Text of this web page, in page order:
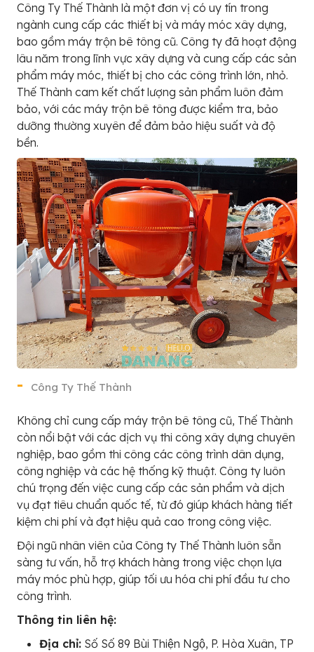
Công Ty Thế Thành là một đơn vị có uy tín trong
ngành cung cấp các thiết bị và máy móc xây dựng,
bao gồm máy trộn bê tông cũ. Công ty đã hoạt động
lâu năm trong lĩnh vực xây dựng và cung cấp các sản
phẩm máy móc, thiết bị cho các công trình lớn, nhỏ.
Thế Thành cam kết chất lượng sản phẩm luôn đảm
bảo, với các máy trộn bê tông được kiểm tra, bảo
dưỡng thường xuyên để đảm bảo hiệu suất và độ
bền.
Công Ty Thế Thành
Không chỉ cung cấp máy trộn bê tông cũ, Thế Thành
còn nổi bật với các dịch vụ thi công xây dựng chuyên
nghiệp, bao gồm thi công các công trình dân dụng,
công nghiệp và các hệ thống kỹ thuật. Công ty luôn
chú trọng đến việc cung cấp các sản phẩm và dịch
vụ đạt tiêu chuẩn quốc tế, từ đó giúp khách hàng tiết
kiệm chi phí và đạt hiệu quả cao trong công việc.
Đội ngũ nhân viên của Công ty Thế Thành luôn sẵn
sàng tư vấn, hỗ trợ khách hàng trong việc chọn lựa
máy móc phù hợp, giúp tối ưu hóa chi phí đầu tư cho
công trình.
Thông tin liên hệ:
Địa chỉ: Số Số 89 Bùi Thiện Ngộ, P. Hòa Xuân, TP